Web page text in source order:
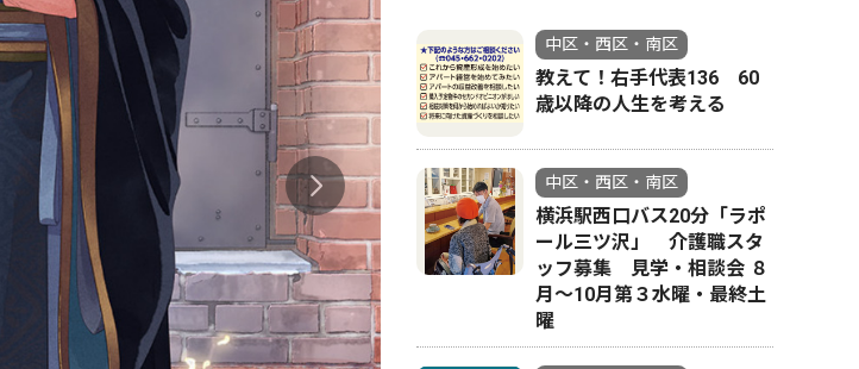
中区・西区・南区
教えて！右手代表136 60
歳以降の人生を考える
中区・西区・南区
横浜駅西口バス20分「ラポ
ール三ツ沢」 介護職スタ
ッフ募集 見学・相談会 ８
月〜10月第３水曜・最終土
曜